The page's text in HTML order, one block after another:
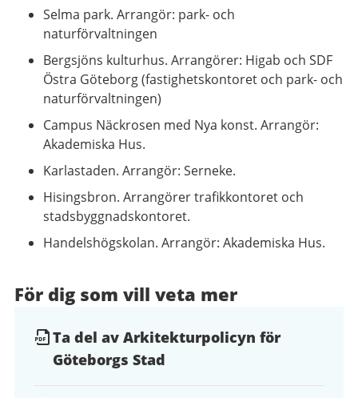
Selma park. Arrangör: park- och
naturförvaltningen
Bergsjöns kulturhus. Arrangörer: Higab och SDF
Östra Göteborg (fastighetskontoret och park- och
naturförvaltningen)
Campus Näckrosen med Nya konst. Arrangör:
Akademiska Hus.
Karlastaden. Arrangör: Serneke.
Hisingsbron. Arrangörer trafikkontoret och
stadsbyggnadskontoret.
Handelshögskolan. Arrangör: Akademiska Hus.
För dig som vill veta mer
Ta del av Arkitekturpolicyn för
Göteborgs Stad